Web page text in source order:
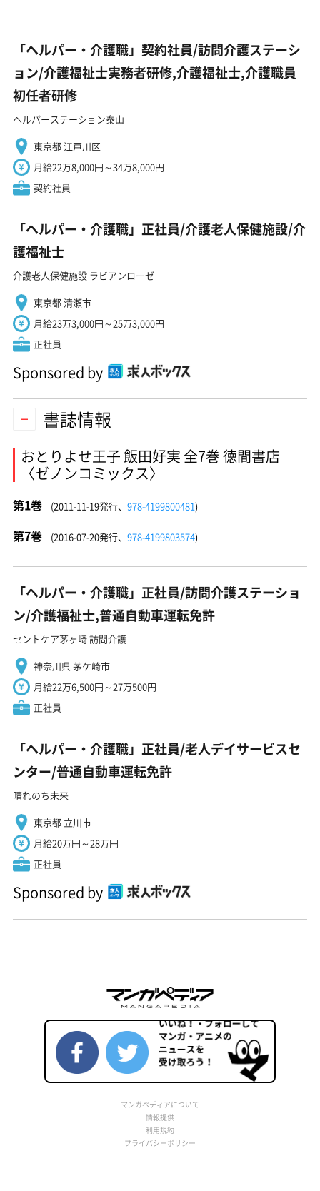
「ヘルパー・介護職」契約社員/訪問介護ステーシ
ョン/介護福祉士実務者研修,介護福祉士,介護職員
初任者研修
ヘルパーステーション泰山
東京都 江戸川区
月給22万8,000円～34万8,000円
契約社員
「ヘルパー・介護職」正社員/介護老人保健施設/介
護福祉士
介護老人保健施設 ラビアンローゼ
東京都 清瀬市
月給23万3,000円～25万3,000円
正社員
Sponsored by
書誌情報
おとりよせ王子 飯田好実 全7巻 徳間書店
〈ゼノンコミックス〉
第1巻 (2011-11-19発行、 978-4199800481)
第7巻 (2016-07-20発行、 978-4199803574)
「ヘルパー・介護職」正社員/訪問介護ステーショ
ン/介護福祉士,普通自動車運転免許
セントケア茅ヶ崎 訪問介護
神奈川県 茅ケ崎市
月給22万6,500円～27万500円
正社員
「ヘルパー・介護職」正社員/老人デイサービスセ
ンター/普通自動車運転免許
晴れのち未来
東京都 立川市
月給20万円～28万円
正社員
Sponsored by
マンガペディアについて
情報提供
利用規約
プライバシーポリシー